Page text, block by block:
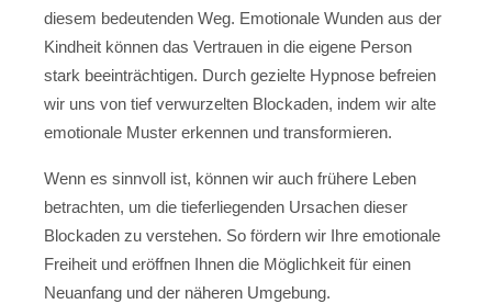
diesem bedeutenden Weg. Emotionale Wunden aus der
Kindheit können das Vertrauen in die eigene Person
stark beeinträchtigen. Durch gezielte Hypnose befreien
wir uns von tief verwurzelten Blockaden, indem wir alte
emotionale Muster erkennen und transformieren.
Wenn es sinnvoll ist, können wir auch frühere Leben
betrachten, um die tieferliegenden Ursachen dieser
Blockaden zu verstehen. So fördern wir Ihre emotionale
Freiheit und eröffnen Ihnen die Möglichkeit für einen
Neuanfang und der näheren Umgebung.